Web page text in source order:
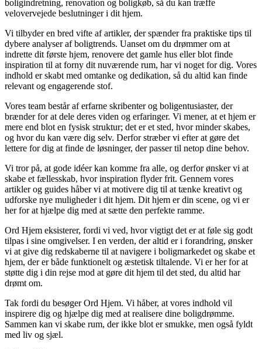
boligindretning, renovation og boligkøb, så du kan træffe
velovervejede beslutninger i dit hjem.
Vi tilbyder en bred vifte af artikler, der spænder fra praktiske tips til
dybere analyser af boligtrends. Uanset om du drømmer om at
indrette dit første hjem, renovere det gamle hus eller blot finde
inspiration til at forny dit nuværende rum, har vi noget for dig. Vores
indhold er skabt med omtanke og dedikation, så du altid kan finde
relevant og engagerende stof.
Vores team består af erfarne skribenter og boligentusiaster, der
brænder for at dele deres viden og erfaringer. Vi mener, at et hjem er
mere end blot en fysisk struktur; det er et sted, hvor minder skabes,
og hvor du kan være dig selv. Derfor stræber vi efter at gøre det
lettere for dig at finde de løsninger, der passer til netop dine behov.
Vi tror på, at gode idéer kan komme fra alle, og derfor ønsker vi at
skabe et fællesskab, hvor inspiration flyder frit. Gennem vores
artikler og guides håber vi at motivere dig til at tænke kreativt og
udforske nye muligheder i dit hjem. Dit hjem er din scene, og vi er
her for at hjælpe dig med at sætte den perfekte ramme.
Ord Hjem eksisterer, fordi vi ved, hvor vigtigt det er at føle sig godt
tilpas i sine omgivelser. I en verden, der altid er i forandring, ønsker
vi at give dig redskaberne til at navigere i boligmarkedet og skabe et
hjem, der er både funktionelt og æstetisk tiltalende. Vi er her for at
støtte dig i din rejse mod at gøre dit hjem til det sted, du altid har
drømt om.
Tak fordi du besøger Ord Hjem. Vi håber, at vores indhold vil
inspirere dig og hjælpe dig med at realisere dine boligdrømme.
Sammen kan vi skabe rum, der ikke blot er smukke, men også fyldt
med liv og sjæl.